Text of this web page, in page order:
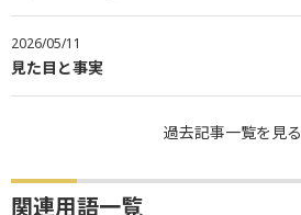
2026/05/11
見た目と事実
過去記事一覧を見る
関連用語一覧